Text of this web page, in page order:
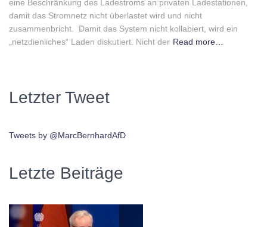
eine Beschränkung des Ladestroms an privaten Ladestationen,
damit das Stromnetz nicht überlastet wird und nicht
zusammenbricht. Damit das System nicht kollabiert, wird ein
„netzdienliches“ Laden diskutiert. Nicht der Read more…
Letzter Tweet
Tweets by @MarcBernhardAfD
Letzte Beiträge